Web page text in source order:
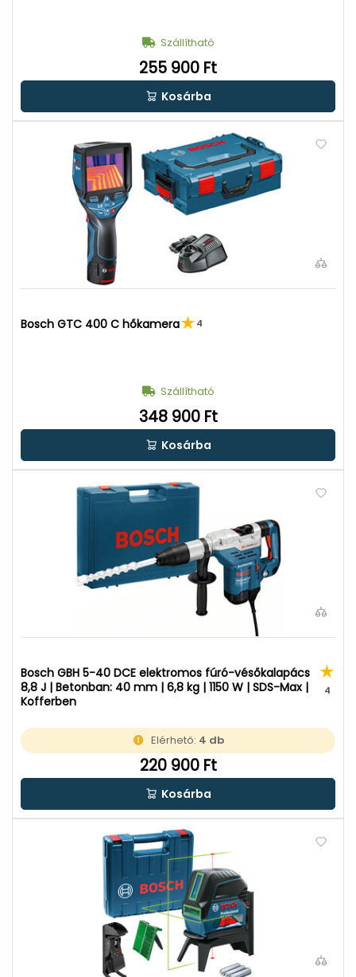
Szállítható
255 900 Ft
Kosárba
Bosch GTC 400 C hőkamera 4
Szállítható
348 900 Ft
Kosárba
Bosch GBH 5-40 DCE elektromos fúró-vésőkalapács
8,8 J | Betonban: 40 mm | 6,8 kg | 1150 W | SDS-Max |
Kofferben
4
Elérhető: 4 db
220 900 Ft
Kosárba